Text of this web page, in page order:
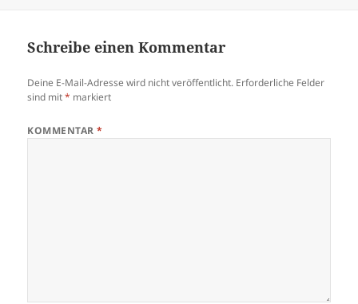
Schreibe einen Kommentar
Deine E-Mail-Adresse wird nicht veröffentlicht. Erforderliche Felder
sind mit* markiert
KOMMENTAR*